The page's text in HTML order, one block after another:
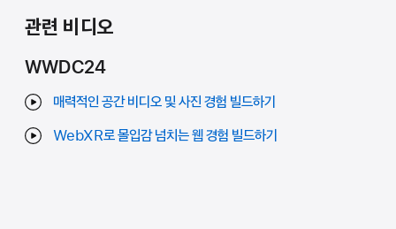
관련 비디오
WWDC24
매력적인 공간 비디오 및 사진 경험 빌드하기
WebXR로 몰입감 넘치는 웹 경험 빌드하기